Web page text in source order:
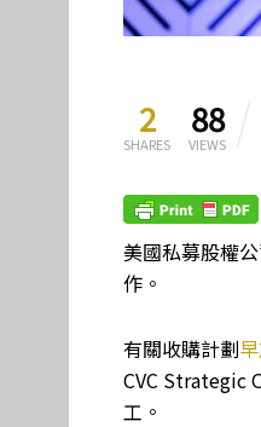
2
SHARES
88
VIEWS
美國私募股權
作。
有關收購計劃
CVC Strategic
工。